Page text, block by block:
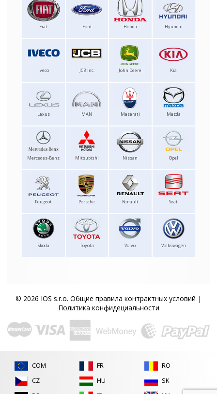
Fiat Ford Honda Hyundai
Iveco JCB Inc. John Deere Kia
Lexus MAN Maserati Mazda
Mercedes-Benz Mitsubishi Nissan Opel
Peugeot Porsche Renault Seat
Skoda Toyota Volvo Volkswagen
© 2026 IOS s.r.o. Общие правила контрактных условий |
Политика конфидециальности
COM
CZ
FR
HU
RO
SK